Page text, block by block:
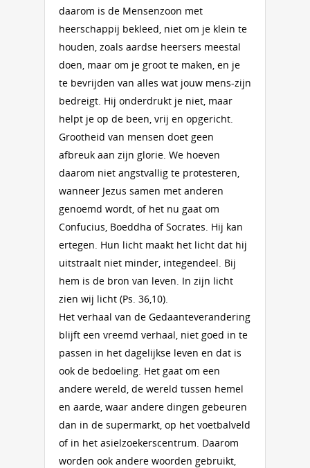
daarom is de Mensenzoon met
heerschappij bekleed, niet om je klein te
houden, zoals aardse heersers meestal
doen, maar om je groot te maken, en je
te bevrijden van alles wat jouw mens-zijn
bedreigt. Hij onderdrukt je niet, maar
helpt je op de been, vrij en opgericht.
Grootheid van mensen doet geen
afbreuk aan zijn glorie. We hoeven
daarom niet angstvallig te protesteren,
wanneer Jezus samen met anderen
genoemd wordt, of het nu gaat om
Confucius, Boeddha of Socrates. Hij kan
ertegen. Hun licht maakt het licht dat hij
uitstraalt niet minder, integendeel. Bij
hem is de bron van leven. In zijn licht
zien wij licht (Ps. 36,10).
Het verhaal van de Gedaanteverandering
blijft een vreemd verhaal, niet goed in te
passen in het dagelijkse leven en dat is
ook de bedoeling. Het gaat om een
andere wereld, de wereld tussen hemel
en aarde, waar andere dingen gebeuren
dan in de supermarkt, op het voetbalveld
of in het asielzoekerscentrum. Daarom
worden ook andere woorden gebruikt,